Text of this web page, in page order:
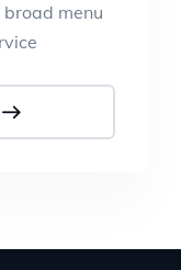
menu